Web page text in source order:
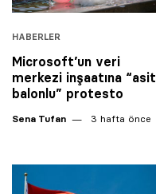
HABERLER
Microsoft’un veri
merkezi inşaatına “asit
balonlu” protesto
Sena Tufan 3 hafta önce